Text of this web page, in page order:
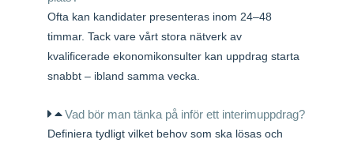
Ofta kan kandidater presenteras inom 24–48
timmar. Tack vare vårt stora nätverk av
kvalificerade ekonomikonsulter kan uppdrag starta
snabbt – ibland samma vecka.
Vad bör man tänka på inför ett interimuppdrag?
Definiera tydligt vilket behov som ska lösas och